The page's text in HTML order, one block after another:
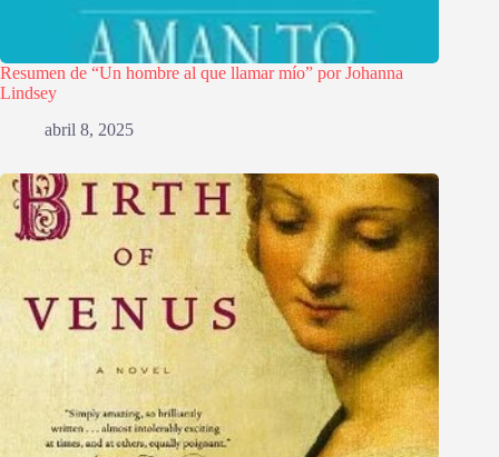
Resumen de “Un hombre al que llamar mío” por Johanna
Lindsey
abril 8, 2025